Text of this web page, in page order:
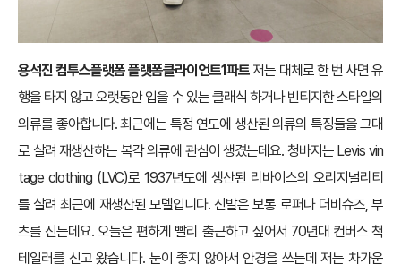
용석진 컴투스플랫폼 플랫폼클라이언트1파트저는 대체로 한 번 사면 유
행을 타지 않고 오랫동안 입을 수 있는 클래식 하거나 빈티지한 스타일의
의류를 좋아합니다. 최근에는 특정 연도에 생산된 의류의 특징들을 그대
로 살려 재생산하는 복각 의류에 관심이 생겼는데요. 청바지는 Levis vin
tage clothing (LVC)로 1937년도에 생산된 리바이스의 오리지널리티
를 살려 최근에 재생산된 모델입니다. 신발은 보통 로퍼나 더비슈즈, 부
츠를 신는데요. 오늘은 편하게 빨리 출근하고 싶어서 70년대 컨버스 척
테일러를 신고 왔습니다. 눈이 좋지 않아서 안경을 쓰는데 저는 차가운